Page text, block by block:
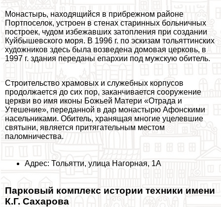
Монастырь, находящийся в прибрежном районе
Портпоселок, устроен в стенах старинных больничных
построек, чудом избежавших затопления при создании
Куйбышевского моря. В 1996 г. по эскизам тольяттинских
художников здесь была возведена домовая церковь, в
1997 г. здания переданы епархии под мужскую обитель.
Строительство храмовых и служебных корпусов
продолжается до сих пор, заканчивается сооружение
церкви во имя иконы Божьей Матери «Отрада и
Утешение», переданной в дар монастырю Афонскими
насельниками. Обитель, хранящая многие уцелевшие
святыни, является притягательным местом
паломничества.
Адрес: Тольятти, улица Нагорная, 1А
Парковый комплекс истории техники имени
К.Г. Сахарова